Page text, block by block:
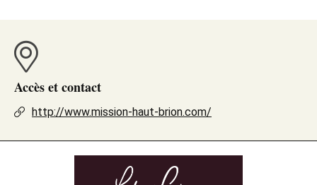
Accès et contact
http://www.mission-haut-brion.com/